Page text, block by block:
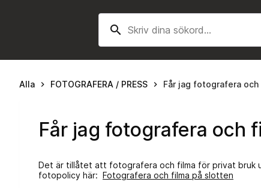
search
Alla keyboard_arrow_right FOTOGRAFERA / PRESS keyboard_arrow_right Får jag fotografera
Får jag fotografera och
Det är tillåtet att fotografera och filma för privat bruk
fotopolicy här: Fotografera och filma på slotten